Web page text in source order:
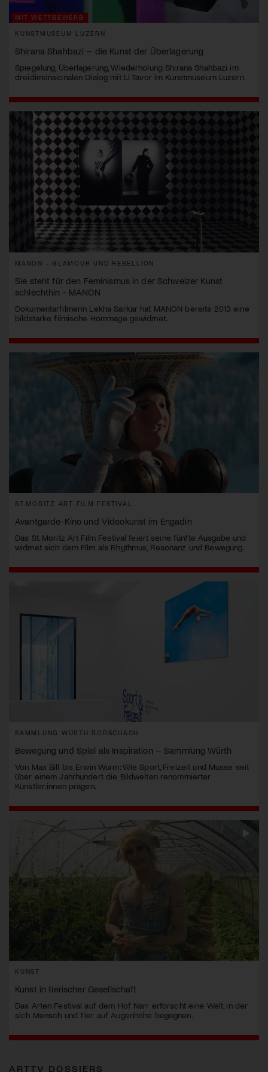
MIT WETTBEWERB
KUNSTMUSEUM LUZERN
Shirana Shahbazi – die Kunst der Überlagerung
Spiegelung, Überlagerung, Wiederholung: Shirana Shahbazi im
dreidimensionalen Dialog mit Li Tavor im Kunstmuseum Luzern.
MANON - GLAMOUR UND REBELLION
Sie steht für den Feminismus in der Schweizer Kunst
schlechthin - MANON
Dokumentarfilmerin Lekha Sarkar hat MANON bereits 2013 eine
bildstarke filmische Hommage gewidmet.
ST.MORITZ ART FILM FESTIVAL
Avantgarde-Kino und Videokunst im Engadin
Das St. Moritz Art Film Festival feiert seine fünfte Ausgabe und
widmet sich dem Film als Rhythmus, Resonanz und Bewegung.
SAMMLUNG WÜRTH RORSCHACH
Bewegung und Spiel als Inspiration – Sammlung Würth
Von Max Bill bis Erwin Wurm: Wie Sport, Freizeit und Musse seit
über einem Jahrhundert die Bildwelten renommierter
Künstler:innen prägen.
KUNST
Kunst in tierischer Gesellschaft
Das Arten Festival auf dem Hof Narr erforscht eine Welt, in der
sich Mensch und Tier auf Augenhöhe begegnen.
ARTTV DOSSIERS